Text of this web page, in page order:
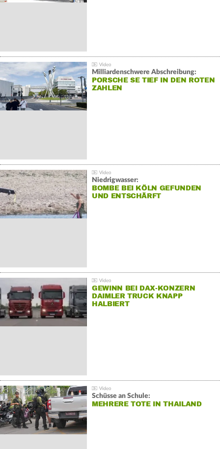
Milliardenschwere Abschreibung:
PORSCHE SE TIEF IN DEN ROTEN
ZAHLEN
Niedrigwasser:
BOMBE BEI KÖLN GEFUNDEN
UND ENTSCHÄRFT
GEWINN BEI DAX-KONZERN
DAIMLER TRUCK KNAPP
HALBIERT
Schüsse an Schule:
MEHRERE TOTE IN THAILAND